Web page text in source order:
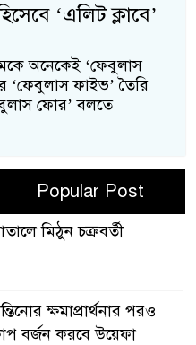
‘এলিট ক্লাবে’
অনেকেই ‘ফেবুলাস
‘ফেবুলাস ফাইভ’ তৈরি
ফোর’ বলতে
Popular Post
মিঠুন চক্রবর্তী
ক্ষমাপ্রার্থনার পরও
বর্জন করবে উয়েফা